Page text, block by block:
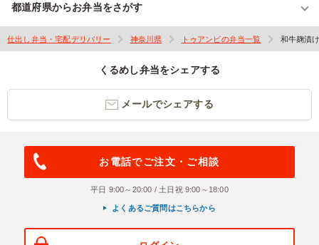
都道府県からお弁当をさがす
仕出し弁当・宅配デリバリー 神奈川県 トゥアンビの弁当一覧 和牛麹漬
くるめし弁当をシェアする
メールでシェアする
お電話でご注文・ご相談
平日 9:00～20:00 / 土日祝 9:00～18:00
よくあるご質問はこちらから